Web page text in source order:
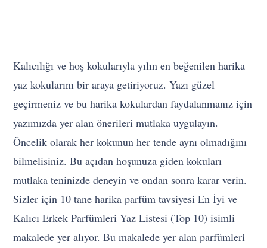
Kalıcılığı ve hoş kokularıyla yılın en beğenilen harika
yaz kokularını bir araya getiriyoruz. Yazı güzel
geçirmeniz ve bu harika kokulardan faydalanmanız için
yazımızda yer alan önerileri mutlaka uygulayın.
Öncelik olarak her kokunun her tende aynı olmadığını
bilmelisiniz. Bu açıdan hoşunuza giden kokuları
mutlaka teninizde deneyin ve ondan sonra karar verin.
Sizler için 10 tane harika parfüm tavsiyesi En İyi ve
Kalıcı Erkek Parfümleri Yaz Listesi (Top 10) isimli
makalede yer alıyor. Bu makalede yer alan parfümleri